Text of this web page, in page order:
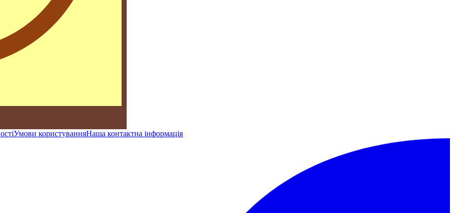
Умови користуванняНаша контактна інформація